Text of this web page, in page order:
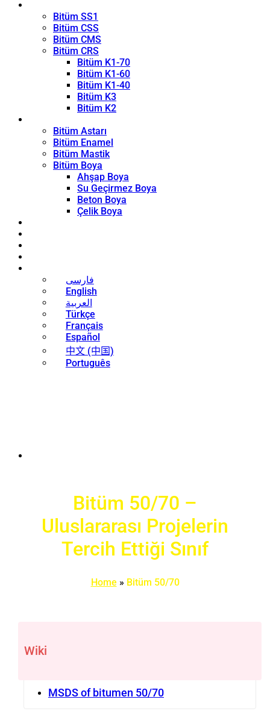
Bitüm SS1
Bitüm CSS
Bitüm CMS
Bitüm CRS
Bitüm K1-70
Bitüm K1-60
Bitüm K1-40
Bitüm K3
Bitüm K2
Bitüm Astarı
Bitüm Enamel
Bitüm Mastik
Bitüm Boya
Ahşap Boya
Su Geçirmez Boya
Beton Boya
Çelik Boya
فارسی
English
العربية
Türkçe
Français
Español
中文 (中国)
Português
Bitüm 50/70 –
Uluslararası Projelerin
Tercih Ettiği Sınıf
Home » Bitüm 50/70
Wiki
MSDS of bitumen 50/70